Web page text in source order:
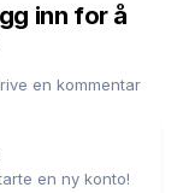
inn for å
en kommentar
en ny konto!